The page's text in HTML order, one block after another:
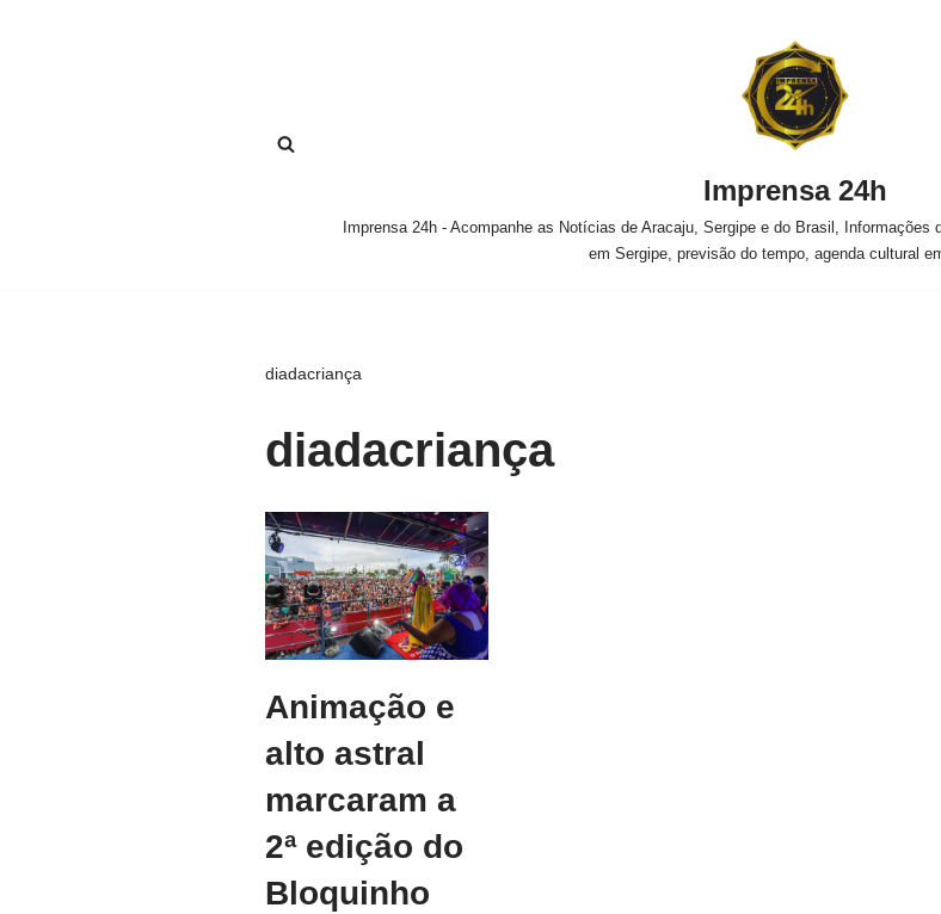
Imprensa 24h
Imprensa 24h - Acompanhe as Notícias de Aracaju, Sergipe e do Brasil,
em Sergipe, previsão do tempo, agenda cultural
diadacriança
diadacriança
Animação e
alto astral
marcaram a
2ª edição do
Bloquinho